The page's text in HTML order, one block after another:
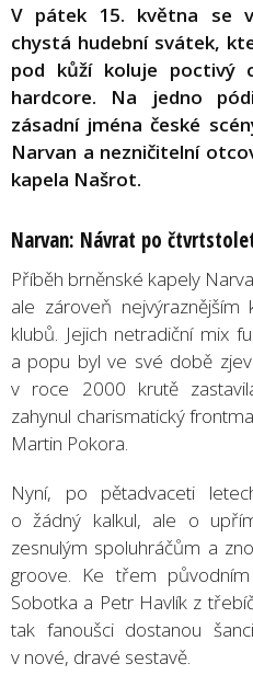
V pátek 15. května se
chystá hudební svátek,
pod kůží koluje poctivý
hardcore. Na jedno
zásadní jména české
Narvan a nezničitelní
kapela Našrot.
Narvan: Návrat po
Příběh brněnské kapely
ale zároveň nejvýraznějším
klubů. Jejich netradiční mix
a popu byl ve své době
v roce 2000 krutě
zahynul charismatický
Martin Pokora.
Nyní, po pětadvaceti
o žádný kalkul, ale o
zesnulým spoluhráčům a
groove. Ke třem
Sobotka a Petr Havlík z
tak fanoušci dostanou
v nové, dravé sestavě.